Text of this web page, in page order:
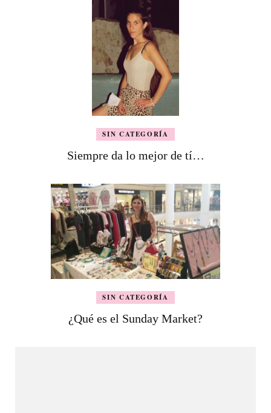
SIN CATEGORÍA
Siempre da lo mejor de tí…
SIN CATEGORÍA
¿Qué es el Sunday Market?